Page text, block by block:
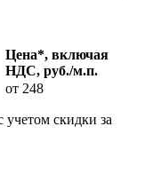
Цена*, включая
НДС, руб./м.п.
от 248
скидки за